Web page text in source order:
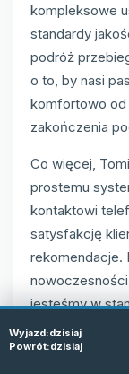
kompleksowe
standardy
podróż
o to, by nasi
komfortowo od
zakończenia
Co więcej,
prostemu
kontaktowi
satysfakcję
rekomendacje.
jesteśmy w
oczekiwania
wymagającego
Wyjazd:dzisiaj
Powrót:dzisiaj